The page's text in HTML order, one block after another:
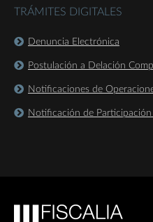
TRÁMITES DIGITALES
Denuncia Electrónica
Postulación a Delación
Notificaciones de
Notificación de